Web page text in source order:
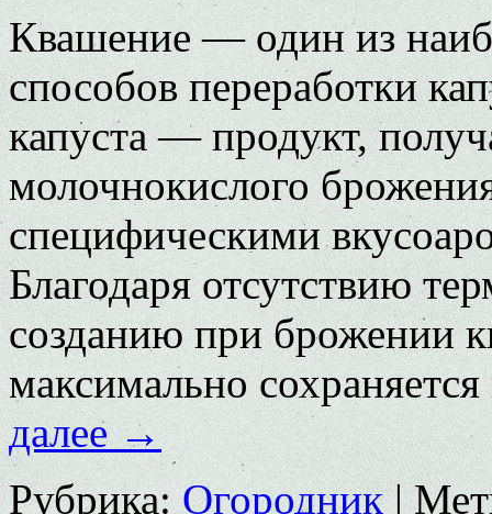
Квашение — один из
способов переработки
капуста — продукт,
молочнокислого
специфическими
Благодаря отсутствию
созданию при брожении
максимально
далее→
Рубрика: Огородник |